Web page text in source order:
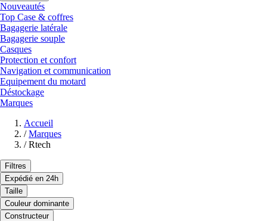
Nouveautés
Top Case & coffres
Bagagerie latérale
Bagagerie souple
Casques
Protection et confort
Navigation et communication
Equipement du motard
Déstockage
Marques
Accueil
/ Marques
/ Rtech
Filtres
Expédié en 24h
Taille
Couleur dominante
Constructeur